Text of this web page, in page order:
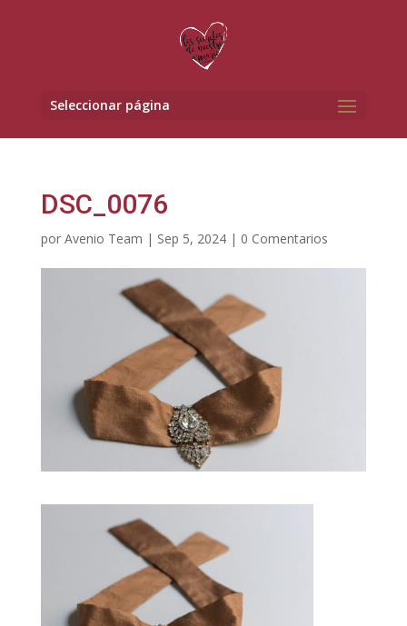
Seleccionar página
DSC_0076
por Avenio Team | Sep 5, 2024| 0 Comentarios